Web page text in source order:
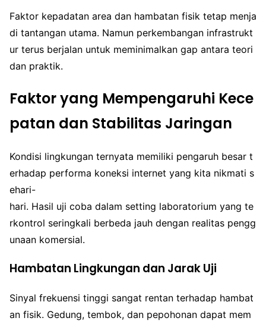
Faktor kepadatan area dan hambatan fisik tetap menja
di tantangan utama. Namun perkembangan infrastrukt
ur terus berjalan untuk meminimalkan gap antara teori
dan praktik.
Faktor yang Mempengaruhi Kece
patan dan Stabilitas Jaringan
Kondisi lingkungan ternyata memiliki pengaruh besar t
erhadap performa koneksi internet yang kita nikmati s
ehari-
hari. Hasil uji coba dalam setting laboratorium yang te
rkontrol seringkali berbeda jauh dengan realitas pengg
unaan komersial.
Hambatan Lingkungan dan Jarak Uji
Sinyal frekuensi tinggi sangat rentan terhadap hambat
an fisik. Gedung, tembok, dan pepohonan dapat mem